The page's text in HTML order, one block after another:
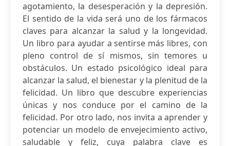
agotamiento, la desesperación y la depresión.
El sentido de la vida será uno de los fármacos
claves para alcanzar la salud y la longevidad.
Un libro para ayudar a sentirse más libres, con
pleno control de sí mismos, sin temores u
obstáculos. Un estado psicológico ideal para
alcanzar la salud, el bienestar y la plenitud de la
felicidad. Un libro que descubre experiencias
únicas y nos conduce por el camino de la
felicidad. Por otro lado, nos invita a aprender y
potenciar un modelo de envejecimiento activo,
saludable y feliz, cuya palabra clave es